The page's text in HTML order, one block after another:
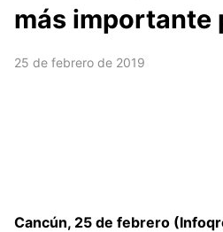
más importante
25 de febrero de 2019
Cancún, 25 de febrero